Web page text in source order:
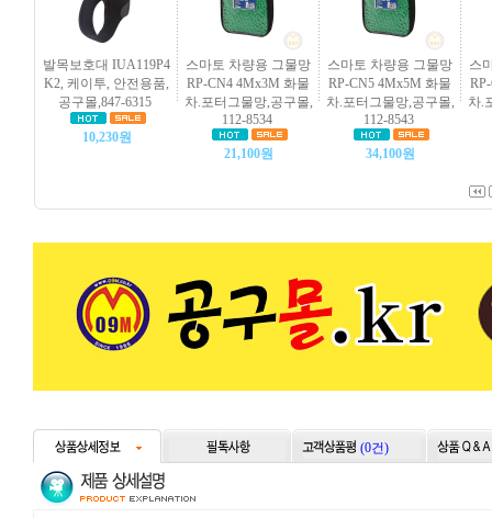
발목보호대 IUA119P4
K2, 케이투, 안전용품,
공구몰,847-6315
10,230원
스마토 차량용 그물망
RP-CN4 4Mx3M 화물
차.포터그물망,공구몰,
112-8534
21,100원
스마토 차량용 그물망
RP-CN5 4Mx5M 화물
차.포터그물망,공구몰,
112-8543
34,100원
스
차.
(0건)